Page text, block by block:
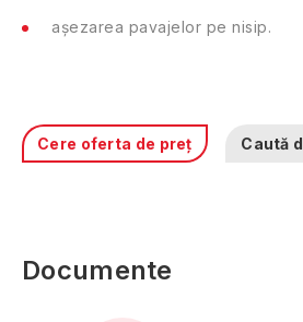
așezarea pavajelor pe nisip.
Cere oferta de preț Caută
Documente
Alba